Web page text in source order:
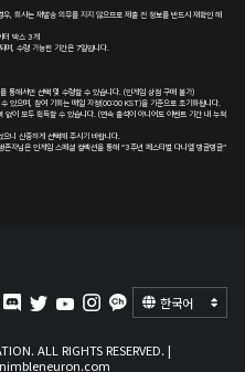
, 회사는 재발송 의무를 지지 않으므로 제출 전 정보를 반드시 재확인 해
터 박스 3개
며, 수령 가능한 기간은 7일입니다.
통해서만 선택 및 수령할 수 있습니다. (인게임 상점 구매 불가)
있으며, 참여 기회는 매일 자정(00:00 KST)을 기준으로 초기화됩니다.
이 모두 획득할 수 있습니다. (연속 출석이 아니어도 이벤트 기간 내 누적
니 신중하게 선택해 주시기 바랍니다.
자님은 인게임 스페셜 컬렉션을 통해 “3주년 페스티벌 다니엘 빙글빙글”
한국어
ALL RIGHTS RESERVED. |